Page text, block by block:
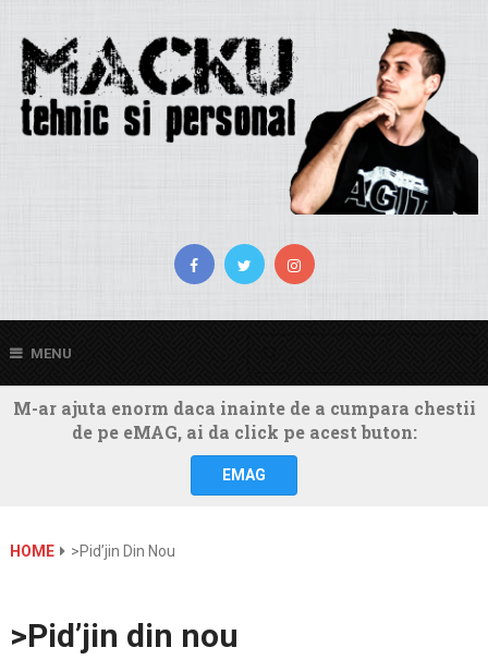
MENU
M-ar ajuta enorm daca inainte de a cumpara chestii
de pe eMAG, ai da click pe acest buton:
EMAG
HOME >Pid’jin Din Nou
>Pid’jin din nou